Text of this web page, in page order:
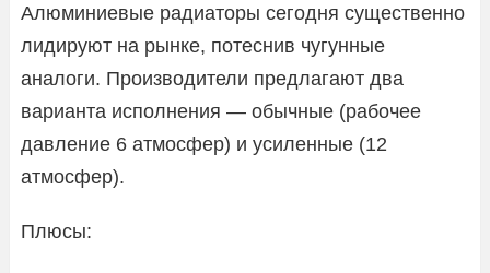
Алюминиевые радиаторы сегодня существенно
лидируют на рынке, потеснив чугунные
аналоги. Производители предлагают два
варианта исполнения — обычные (рабочее
давление 6 атмосфер) и усиленные (12
атмосфер).
Плюсы: